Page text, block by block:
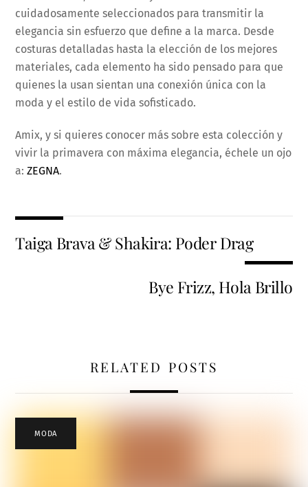
cuidadosamente seleccionados para transmitir la
elegancia sin esfuerzo que define a la marca. Desde
costuras detalladas hasta la elección de los mejores
materiales, cada elemento ha sido pensado para que
quienes la usan sientan una conexión única con la
moda y el estilo de vida sofisticado.
Amix, y si quieres conocer más sobre esta colección y
vivir la primavera con máxima elegancia, échele un ojo
a:ZEGNA.
Taiga Brava & Shakira: Poder Drag
Bye Frizz, Hola Brillo
RELATED POSTS
MODA